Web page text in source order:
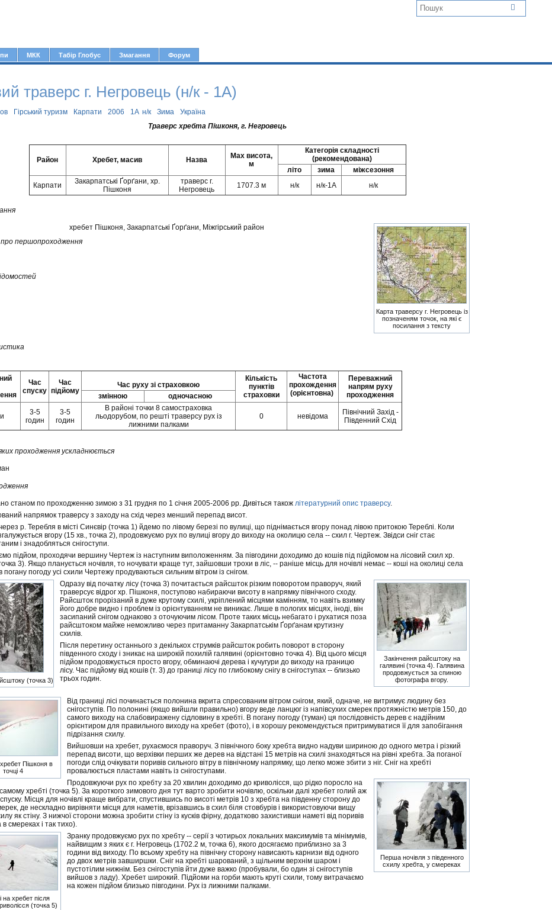
МКК Табір Глобус Змагання Форум
траверс г. Негровець (н/к - 1А)
Гірський туризм Карпати 2006 1А н/к Зима
Україна
Траверс хребта Пішконя, г. Негровець
Район Хребет, масив Назва
Max висота,
м
Категорія складності
(рекомендована)
літо
зима
міжсезоння
Карпати
Закарпатські Ґорґани, хр.
Пішконя
траверс г.
Негровець
1707.3 м н/к н/к-1А н/к
Карта траверсу г. Негровець із
позначеням точок, на які є
посилання з тексту
хребет Пішконя, Закарпатські Ґорґани, Міжгірський район
про першопроходження
Час
спуску
Час
підйому
Час руху зі страховкою
Кількість
пунктів
страховки
Частота
прохождення
(орієнтовна)
Переважний
напрям руху
проходження
змінною одночасною
3-5
годин
3-5
годин
В районі точки 8 самостраховка
льодорубом, по решті траверсу рух із
лижними палками
0 невідома
Північний Захід -
Південний Схід
проходження ускладнюється
станом по проходженню зимою з 31 грудня по 1 січня 2005-2006 рр. Дивіться такожлітературний опис траверсу.
напрямок траверсу з заходу на схід через менший перепад висот.
р. Теребля в місті Синєвір (точка 1) йдемо по лівому березі по вулиці, що піднімається вгору понад лівою притокою Тереблі. Коли
вгору (15 хв., точка 2), продовжуємо рух по вулиці вгору до виходу на околицю села -- схил г. Чертеж. Звідси сніг стає
і знадобляться снігоступи.
підйом, проходячи вершину Чертеж із наступним виположенням. За півгодини доходимо до кошів під підйомом на лісовий схил хр.
3). Якщо планується ночівля, то ночувати краще тут, зайшовши трохи в ліс, -- раніше місць для ночівлі немає -- коші на околиці села
погану погоду усі схили Чертежу продуваються сильним вітром із снігом.
(точка 3)
Закінчення райсштоку на
галявині (точка 4). Галявина
продовжується за спиною
фотографа вгору.
Одразу від початку лісу (точка 3) почитається райсшток різким поворотом праворуч, який
траверсує відрог хр. Пішконя, поступово набираючи висоту в напрямку північного сходу.
Райсшток прорізаний в дуже крутому схилі, укріплений місцями камінням, то навіть взимку
його добре видно і проблем із орієнтуванням не виникає. Лише в пологих місцях, іноді, він
засипаний снігом однаково з оточуючим лісом. Проте таких місць небагато і рухатися поза
райсштоком майже неможливо через притаманну Закарпатськім Ґорґанам крутизну
схилів.
Після перетину останнього з декількох струмків райсшток робить поворот в сторону
південного сходу і зникає на широкій похилій галявині (орієнтовно точка 4). Від цього місця
підйом продовжується просто вгору, обминаючі дерева і кучугури до виходу на границю
лісу. Час підйому від кошів (т. 3) до границі лісу по глибокому снігу в снігоступах -- близько
трьох годин.
хребет Пішконя в
точці 4
Від границі лісі починається полонина вкрита спресованим вітром снігом, який, одначе, не витримує людину без
снігоступів. По полонині (якщо вийшли правильно) вгору веде ланцюг із напівсухих смерек протяжністю метрів 150, до
самого виходу на слабовиражену сідловину в хребті. В погану погоду (туман) ця послідовність дерев є надійним
орієнтиром для правильного виходу на хребет (фото), і в хорошу рекомендується притримуватися її для запобігання
підрізання схилу.
Вийшовши на хребет, рухаємося праворуч. З північного боку хребта видно надуви шириною до одного метра і різкий
перепад висоти, що верхівки перших же дерев на відстані 15 метрів на схилі знаходяться на рівні хребта. За поганої
погоди слід очікувати поривів сильного вітру в північному напрямку, що легко може збити з ніг. Сніг на хребті
провалюється пластами навіть із снігоступами.
Перша ночівля з південного
схилу хребта, у смереках
Продовжуючи рух по хребту за 20 хвилин доходимо до криволісся, що рідко поросло на
хребті (точка 5). За короткого зимового дня тут варто зробити ночівлю, оскільки далі хребет голий аж
Місця для ночівлі краще вибрати, спустившись по висоті метрів 10 з хребта на південну сторону до
де нескладно вирівняти місця для наметів, врізавшись в схил біля стовбурів і використовуючи вищу
як стіну. З нижчої сторони можна зробити стіну із кусків фірну, додатково захистивши наметі від поривів
в смереках і так тихо).
на хребет після
(точка 5)
Зранку продовжуємо рух по хребту -- серії з чотирьох локальних максимумів та мінімумів,
найвищим з яких є г. Негровець (1702.2 м, точка 6), якого досягаємо приблизно за 3
години від виходу. По всьому хребту на північну сторону нависають карнизи від одного
до двох метрів завширшки. Сніг на хребті шарований, з щільним верхнім шаром і
пустотілим нижнім. Без снігоступів йти дуже важко (пробували, бо один зі снігоступів
вийшов з ладу). Хребет широкий. Підйоми на горби мають круті схили, тому витрачаємо
на кожен підйом близько півгодини. Рух із лижними палками.